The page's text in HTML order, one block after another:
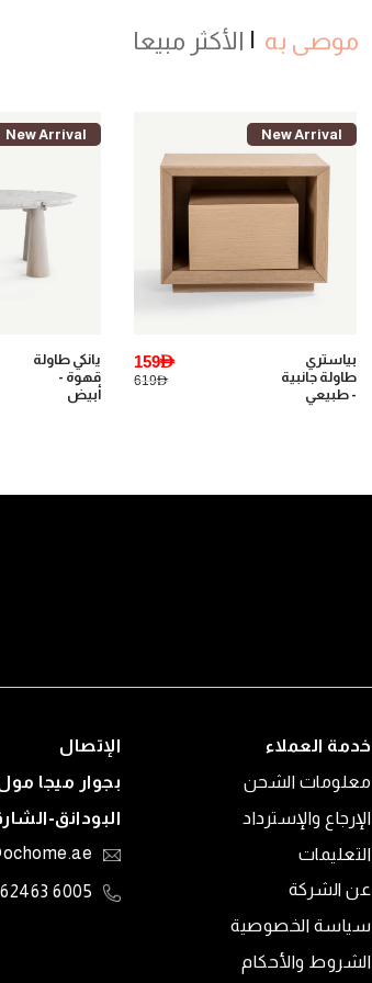
موصى به
New Arrival
بياستري
طاولة جانبية
- طبيعي
159AED
619AED
New Arrival
يانكي طاولة
قهوة -
أبيض
الأكثر مبيعا
خدمة العملاء
معلومات الشحن
الإرجاع والإسترداد
التعليمات
عن الشركة
سياسة الخصوصية
الشروط والأحكام
الإتصال
بجوار ميجا
البودانق-
6005 62463